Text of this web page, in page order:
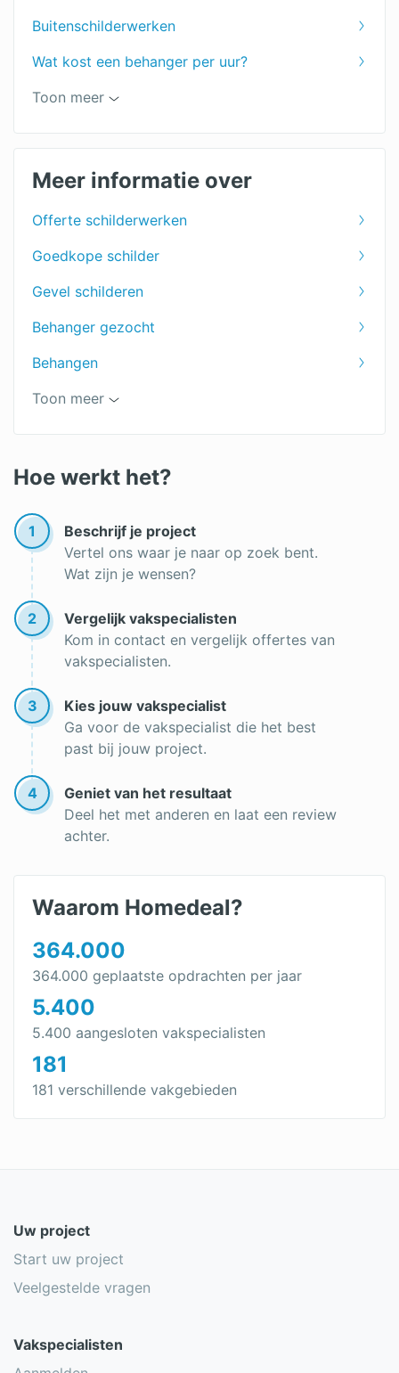
Buitenschilderwerken
Wat kost een behanger per uur?
Woonkamer schilderen
Deuren schilderen
Ramen schilderen
Dakkapel schilderen
Trap schilderen
Winterschilder
Toon meer
Meer informatie over
Offerte schilderwerken
Goedkope schilder
Gevel schilderen
Behanger gezocht
Behangen
Badkamer schilderen
Buitenmuur schilderen
Schildersbedrijf
Toon meer
Hoe werkt het?
1
Beschrijf je project
Vertel ons waar je naar op zoek bent.
Wat zijn je wensen?
2
Vergelijk vakspecialisten
Kom in contact en vergelijk offertes van
vakspecialisten.
3
Kies jouw vakspecialist
Ga voor de vakspecialist die het best
past bij jouw project.
4
Geniet van het resultaat
Deel het met anderen en laat een review
achter.
Waarom Homedeal?
364.000
364.000 geplaatste opdrachten per jaar
5.400
5.400 aangesloten vakspecialisten
181
181 verschillende vakgebieden
Uw project
Start uw project
Veelgestelde vragen
Vakspecialisten